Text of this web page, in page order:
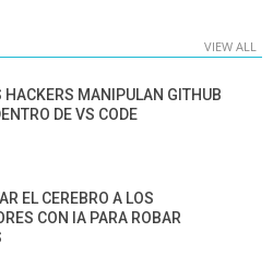
VIEW ALL
HACKERS MANIPULAN GITHUB
DE VS CODE
EL CEREBRO A LOS
CON IA PARA ROBAR